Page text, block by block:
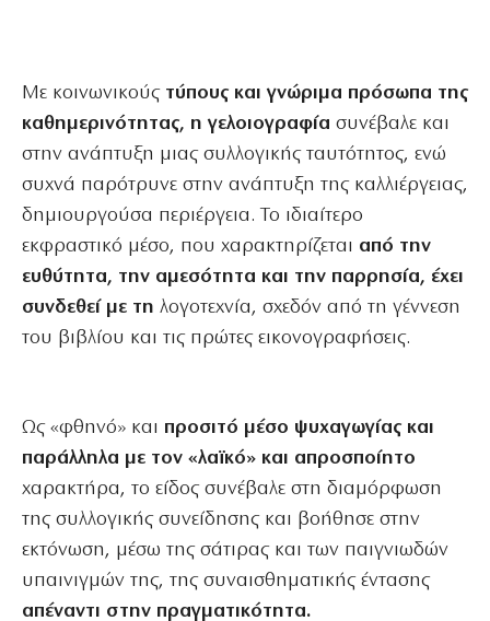
Με κοινωνικούς τύπους και γνώριμα πρόσωπα της
καθημερινότητας, η γελοιογραφία συνέβαλε και
στην ανάπτυξη μιας συλλογικής ταυτότητος, ενώ
συχνά παρότρυνε στην ανάπτυξη της καλλιέργειας,
δημιουργούσα περιέργεια. Το ιδιαίτερο
εκφραστικό μέσο, που χαρακτηρίζεται από την
ευθύτητα, την αμεσότητα και την παρρησία, έχει
συνδεθεί με τη λογοτεχνία, σχεδόν από τη γέννεση
του βιβλίου και τις πρώτες εικονογραφήσεις.
Ως «φθηνό» και προσιτό μέσο ψυχαγωγίας και
παράλληλα με τον «λαϊκό» και απροσποίητο
χαρακτήρα, το είδος συνέβαλε στη διαμόρφωση
της συλλογικής συνείδησης και βοήθησε στην
εκτόνωση, μέσω της σάτιρας και των παιγνιωδών
υπαινιγμών της, της συναισθηματικής έντασης
απέναντι στην πραγματικότητα.